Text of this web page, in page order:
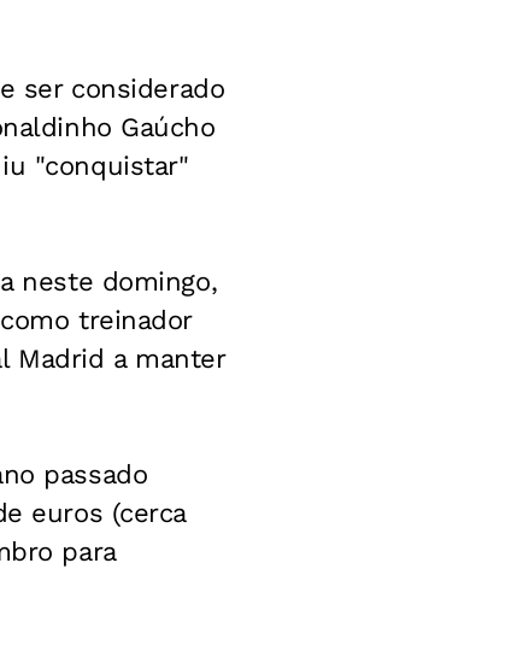
ser considerado
Gaúcho
"conquistar"
neste domingo,
treinador
Madrid a manter
passado
euros (cerca
para